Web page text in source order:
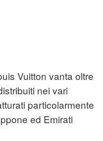
Vuitton vanta oltre
nei vari
particolarmente
ed Emirati